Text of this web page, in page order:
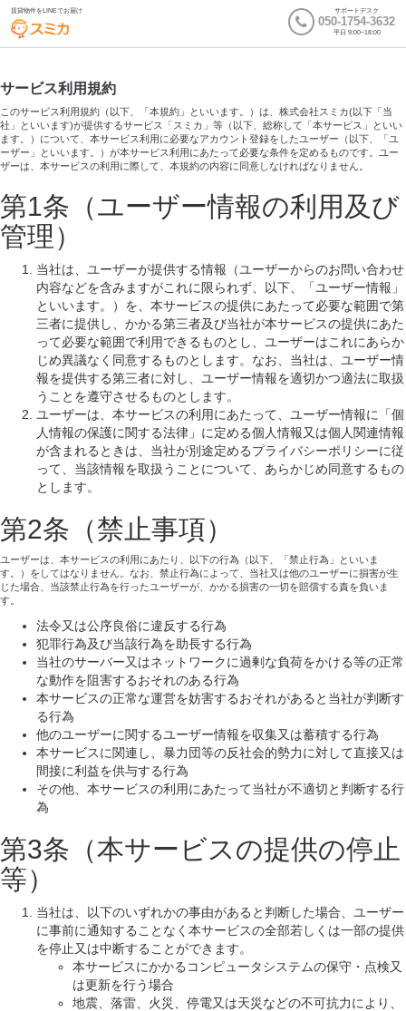
賃貸物件をLINEでお届け サポートデスク
050-1754-3632
平日 9:00~18:00
サービス利用規約
このサービス利用規約（以下、「本規約」といいます。）は、株式会社スミカ(以下「当
社」といいます)が提供するサービス「スミカ」等（以下、総称して「本サービス」といい
ます。）について、本サービス利用に必要なアカウント登録をしたユーザー（以下、「ユ
ーザー」といいます。）が本サービス利用にあたって必要な条件を定めるものです。ユー
ザーは、本サービスの利用に際して、本規約の内容に同意しなければなりません。
第1条（ユーザー情報の利用及び
管理）
当社は、ユーザーが提供する情報（ユーザーからのお問い合わせ
内容などを含みますがこれに限られず、以下、「ユーザー情報」
といいます。）を、本サービスの提供にあたって必要な範囲で第
三者に提供し、かかる第三者及び当社が本サービスの提供にあた
って必要な範囲で利用できるものとし、ユーザーはこれにあらか
じめ異議なく同意するものとします。なお、当社は、ユーザー情
報を提供する第三者に対し、ユーザー情報を適切かつ適法に取扱
うことを遵守させるものとします。
ユーザーは、本サービスの利用にあたって、ユーザー情報に「個
人情報の保護に関する法律」に定める個人情報又は個人関連情報
が含まれるときは、当社が別途定めるプライバシーポリシーに従
って、当該情報を取扱うことについて、あらかじめ同意するもの
とします。
第2条（禁止事項）
ユーザーは、本サービスの利用にあたり、以下の行為（以下、「禁止行為」といいま
す。）をしてはなりません。なお、禁止行為によって、当社又は他のユーザーに損害が生
じた場合、当該禁止行為を行ったユーザーが、かかる損害の一切を賠償する責を負いま
す。
法令又は公序良俗に違反する行為
犯罪行為及び当該行為を助長する行為
当社のサーバー又はネットワークに過剰な負荷をかける等の正常
な動作を阻害するおそれのある行為
本サービスの正常な運営を妨害するおそれがあると当社が判断す
る行為
他のユーザーに関するユーザー情報を収集又は蓄積する行為
本サービスに関連し、暴力団等の反社会的勢力に対して直接又は
間接に利益を供与する行為
その他、本サービスの利用にあたって当社が不適切と判断する行
為
第3条（本サービスの提供の停止
等）
当社は、以下のいずれかの事由があると判断した場合、ユーザー
に事前に通知することなく本サービスの全部若しくは一部の提供
を停止又は中断することができます。
本サービスにかかるコンピュータシステムの保守・点検又
は更新を行う場合
地震、落雷、火災、停電又は天災などの不可抗力により、